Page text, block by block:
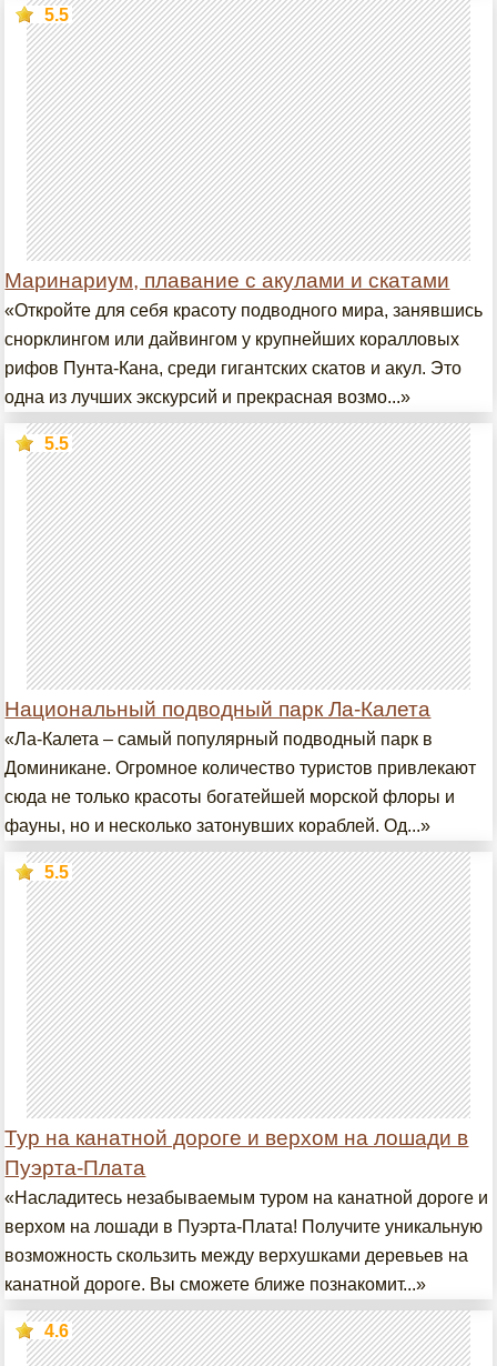
Маринариум, плавание с акулами и скатами
5.5
«Откройте для себя красоту подводного мира, занявшись
снорклингом или дайвингом у крупнейших коралловых
рифов Пунта-Кана, среди гигантских скатов и акул. Это
одна из лучших экскурсий и прекрасная возмо...»
Национальный подводный парк Ла-Калета
5.5
«Ла-Калета – самый популярный подводный парк в
Доминикане. Огромное количество туристов привлекают
сюда не только красоты богатейшей морской флоры и
фауны, но и несколько затонувших кораблей. Од...»
Тур на канатной дороге и верхом на лошади в
Пуэрта-Плата
5.5
«Насладитесь незабываемым туром на канатной дороге и
верхом на лошади в Пуэрта-Плата! Получите уникальную
возможность скользить между верхушками деревьев на
канатной дороге. Вы сможете ближе познакомит...»
4.6